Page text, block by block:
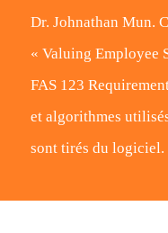
Dr. Johnathan Mun.
« Valuing Employee
FAS 123
et algorithmes
sont tirés du logiciel.